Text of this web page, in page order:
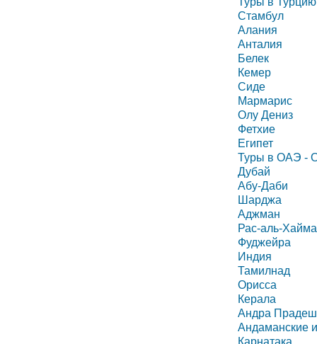
Стамбул
Алания
Анталия
Белек
Кемер
Сиде
Мармарис
Олу Дениз
Фетхие
Египет
Туры в ОАЭ -
Дубай
Абу-Даби
Шарджа
Аджман
Рас-аль-Хайма
Фуджейра
Индия
Тамилнад
Орисса
Керала
Андра Прадеш
Андаманские
Карнатака